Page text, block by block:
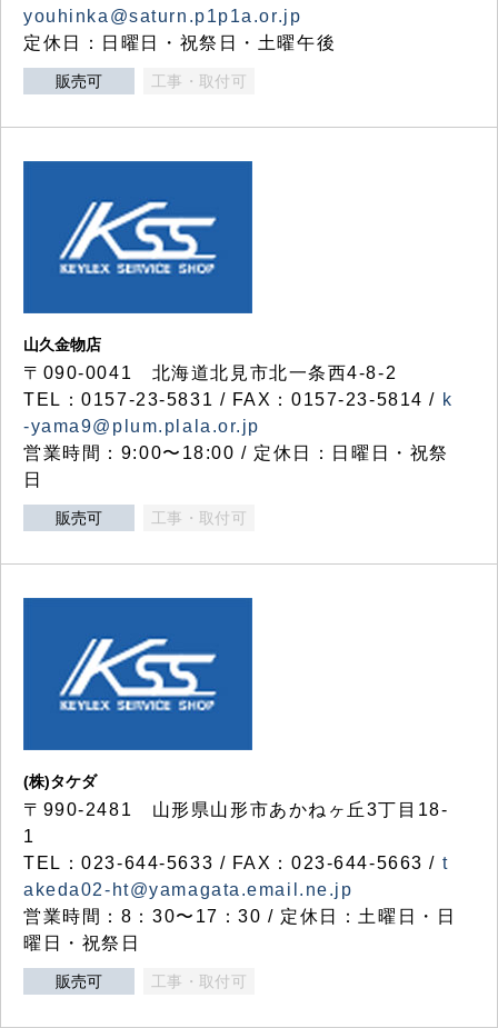
youhinka@saturn.p1p1a.or.jp
定休日：日曜日・祝祭日・土曜午後
販売可 工事・取付可
山久金物店
〒090-0041 北海道北見市北一条西4-8-2
TEL：0157-23-5831 / FAX：0157-23-5814 / k
-yama9@plum.plala.or.jp
営業時間：9:00〜18:00 / 定休日：日曜日・祝祭
日
販売可 工事・取付可
(株)タケダ
〒990-2481 山形県山形市あかねヶ丘3丁目18-
1
TEL：023-644-5633 / FAX：023-644-5663 / t
akeda02-ht@yamagata.email.ne.jp
営業時間：8：30〜17：30 / 定休日：土曜日・日
曜日・祝祭日
販売可 工事・取付可